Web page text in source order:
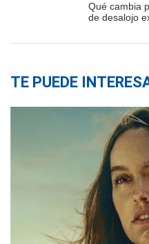
Qué cambia
de desalojo
TE PUEDE